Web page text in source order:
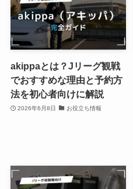
akippaとは？Jリーグ観戦
でおすすめな理由と予約方
法を初心者向けに解説
2026年6月8日 お役立ち情報